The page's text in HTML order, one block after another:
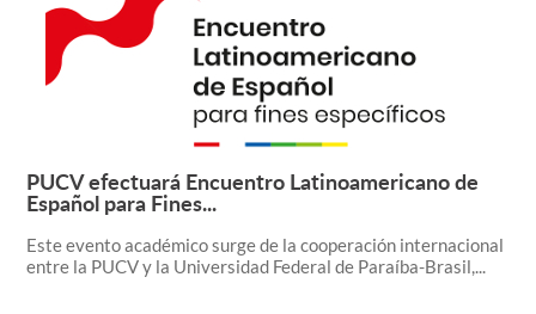
Leer más +
PUCV efectuará Encuentro Latinoamericano de
Español para Fines...
Este evento académico surge de la cooperación internacional
entre la PUCV y la Universidad Federal de Paraíba-Brasil,...